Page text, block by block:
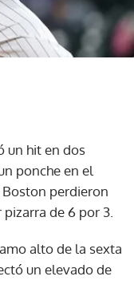
un hit en dos
ponche en el
perdieron
de 6 por 3.
alto de la sexta
un elevado de